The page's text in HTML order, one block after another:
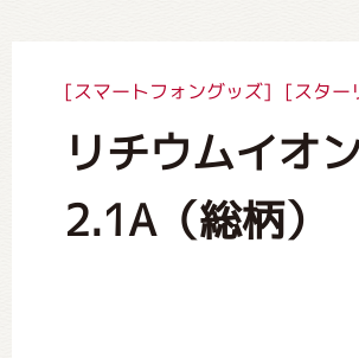
[スマートフォングッズ] [スター
リチウムイオ
2.1A（総柄）
絵本・作家紹介